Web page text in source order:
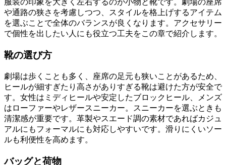
服装の印象を大きく左右するのが小物と靴です。劇場の座席
や通路の狭さを考慮しつつ、スタイルを格上げするアイテム
を選ぶことで全体のバランスが良くなります。アクセサリー
で個性を出したい人にも役立つ工夫をこの章で紹介します。
靴の選び方
劇場は歩くことも多く、座席の足元も狭いことがあるため、
ヒールが細すぎたり高さがありすぎる靴は避けた方が安全で
す。女性はミディヒールや安定したブロックヒール、メンズ
はローファーやレザースニーカー。スニーカーを選ぶときも
清潔感が重要です。革製やスエード調の素材であればカジュ
アルにもフォーマルにも対応しやすいです。滑りにくいソー
ルも利便性を高めます。
バッグと荷物